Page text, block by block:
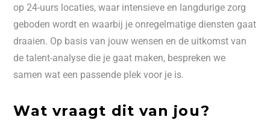
op 24-uurs locaties, waar intensieve en langdurige zorg
geboden wordt en waarbij je onregelmatige diensten gaat
draaien. Op basis van jouw wensen en de uitkomst van
de talent-analyse die je gaat maken, bespreken we
samen wat een passende plek voor je is.
Wat vraagt dit van jou?